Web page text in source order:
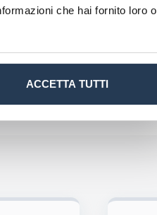
che hai fornito loro o
ACCETTA TUTTI